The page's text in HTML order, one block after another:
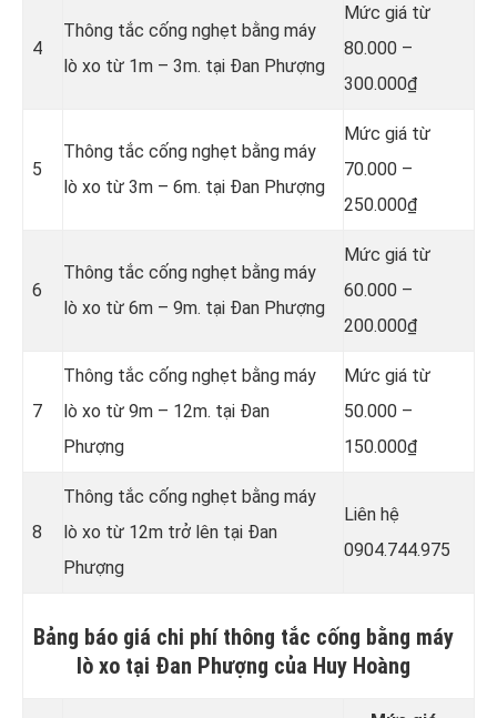
4
Thông tắc cống nghẹt bằng máy
lò xo từ 1m – 3m. tại Đan Phượng
Mức giá từ
80.000 –
300.000₫
5
Thông tắc cống nghẹt bằng máy
lò xo từ 3m – 6m. tại Đan Phượng
Mức giá từ
70.000 –
250.000₫
6
Thông tắc cống nghẹt bằng máy
lò xo từ 6m – 9m. tại Đan Phượng
Mức giá từ
60.000 –
200.000₫
7
Thông tắc cống nghẹt bằng máy
lò xo từ 9m – 12m. tại Đan
Phượng
Mức giá từ
50.000 –
150.000₫
8
Thông tắc cống nghẹt bằng máy
lò xo từ 12m trở lên tại Đan
Phượng
Liên hệ
0904.744.975
Bảng báo giá chi phí thông tắc cống bằng máy
lò xo tại Đan Phượng của Huy Hoàng